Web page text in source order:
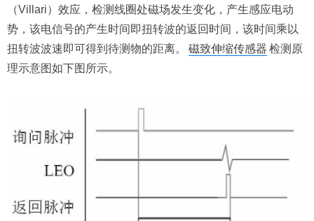
（Villari）效应，检测线圈处磁场发生变化，产生感应电动
势，该电信号的产生时间即扭转波的返回时间，该时间乘以
扭转波波速即可得到待测物的距离。
磁致伸缩传感器 检测原
理示意图如下图所示。